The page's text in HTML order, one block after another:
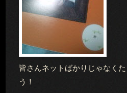
皆さんネットばかりじゃなく
う！